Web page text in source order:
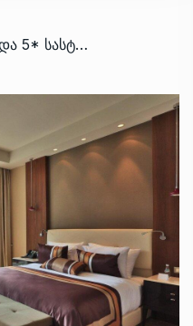
/ როგორ შეიცვალა 3*, 4* და 5* სასტუმროს ფასები აგვისტოსთვის? – PMCG-ის მიმოხილვა